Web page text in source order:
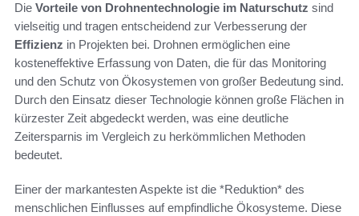
Die Vorteile von Drohnentechnologie im Naturschutz sind
vielseitig und tragen entscheidend zur Verbesserung der
Effizienz in Projekten bei. Drohnen ermöglichen eine
kosteneffektive Erfassung von Daten, die für das Monitoring
und den Schutz von Ökosystemen von großer Bedeutung sind.
Durch den Einsatz dieser Technologie können große Flächen in
kürzester Zeit abgedeckt werden, was eine deutliche
Zeitersparnis im Vergleich zu herkömmlichen Methoden
bedeutet.
Einer der markantesten Aspekte ist die *Reduktion* des
menschlichen Einflusses auf empfindliche Ökosysteme. Diese